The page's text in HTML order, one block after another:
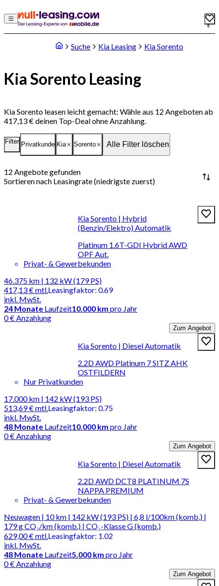
0
Suche Kia Leasing Kia Sorento
Kia Sorento Leasing
Kia Sorento leasen leicht gemacht: Wähle aus 12 Angeboten ab
417,13 € deinen Top-Deal ohne Anzahlung.
Filter Privatkunde Kia Sorento Alle Filter löschen
12 Angebote gefunden
Sortieren nach Leasingrate (niedrigste zuerst)
Kia Sorento | Hybrid
(Benzin/Elektro) Automatik
Platinum 1.6T-GDI Hybrid AWD
OPF Aut.
Privat- & Gewerbekunden
46.375 km | 132 kW (179 PS)
417,13 €mtl.
inkl. MwSt.
Leasingfaktor: 0.69
24 Monate Laufzeit10.000 km pro Jahr
0 € Anzahlung
Zum Angebot
Kia Sorento | Diesel Automatik
2.2D AWD Platinum 7 SITZ AHK
OSTFILDERN
Nur Privatkunden
17.000 km | 142 kW (193 PS)
513,69 €mtl.
inkl. MwSt.
Leasingfaktor: 0.75
48 Monate Laufzeit10.000 km pro Jahr
0 € Anzahlung
Zum Angebot
Kia Sorento | Diesel Automatik
2.2D AWD DCT8 PLATINUM 7S
NAPPA PREMIUM
Privat- & Gewerbekunden
Neuwagen | 10 km | 142 kW (193 PS) | 6,8 l/100km (komb.) |
179 g CO₂/km (komb.) | CO₂-Klasse G (komb.)
629,00 €mtl.
inkl. MwSt.
Leasingfaktor: 1.02
48 Monate Laufzeit5.000 km pro Jahr
0 € Anzahlung
Zum Angebot